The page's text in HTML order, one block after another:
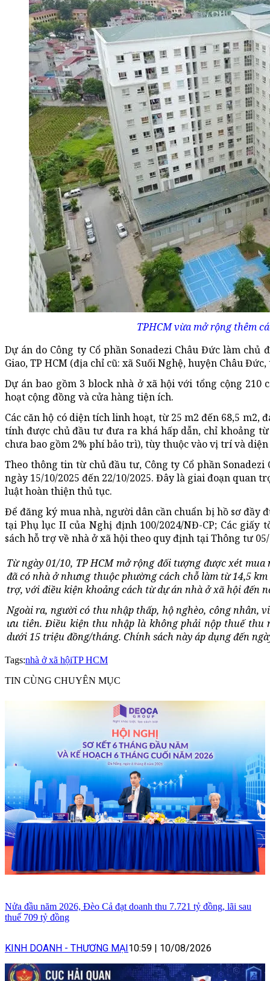
TPHCM vừa mở rộng thêm
Dự án do Công ty Cổ phần Sonadezi Châu Đức làm
Giao, TP HCM (địa chỉ cũ: xã Suối Nghệ, huyện Châu
Dự án bao gồm 3 block nhà ở xã hội với tổng cộng
hoạt cộng đồng và cửa hàng tiện ích.
Các căn hộ có diện tích linh hoạt, từ 25 m2 đến 68,5
tính được chủ đầu tư đưa ra khá hấp dẫn, chỉ khoảng
chưa bao gồm 2% phí bảo trì), tùy thuộc vào vị trí và
Theo thông tin từ chủ đầu tư, Công ty Cổ phần
ngày 15/10/2025 đến 22/10/2025. Đây là giai đoạn quan
luật hoàn thiện thủ tục.
Để đăng ký mua nhà, người dân cần chuẩn bị hồ sơ đầy
tại Phụ lục II của Nghị định 100/2024/NĐ-CP; Các
sách hỗ trợ về nhà ở xã hội theo quy định tại Thông tư
Từ ngày 01/10, TP HCM mở rộng đối tượng được xét
đã có nhà ở nhưng thuộc phường cách chỗ làm từ 14,5
trợ, với điều kiện khoảng cách từ dự án nhà ở xã hội đến
Ngoài ra, người có thu nhập thấp, hộ nghèo, công nhân,
ưu tiên. Điều kiện thu nhập là không phải nộp thuế thu
dưới 15 triệu đồng/tháng. Chính sách này áp dụng đến
Tags:nhà ở xã hộiTP HCM
TIN CÙNG CHUYÊN MỤC
Nửa đầu năm 2026, Đèo Cả đạt doanh thu 7.721 tỷ đồng, lãi sau
thuế 709 tỷ đồng
KINH DOANH - THƯƠNG MẠI 10:59 10/08/2026